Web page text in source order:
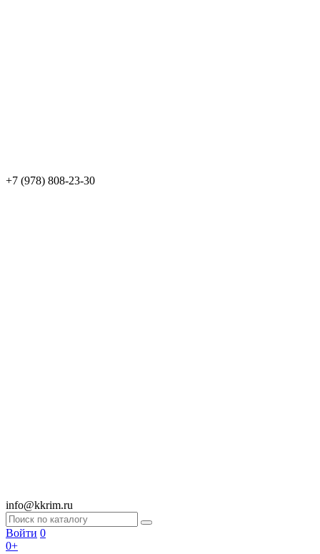
+7 (978) 808-23-30
info@kkrim.ru
Войти 0
0+